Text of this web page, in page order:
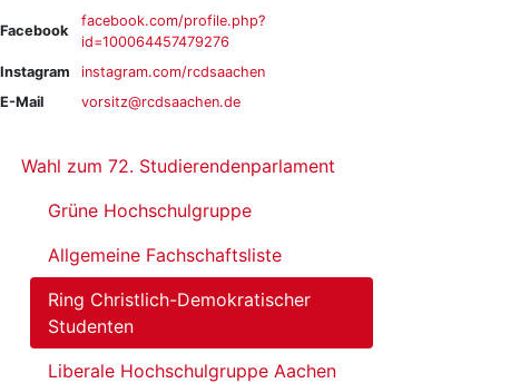
Facebook
facebook.com/profile.php?
id=100064457479276
Instagram
instagram.com/rcdsaachen
E-Mail
vorsitz@rcdsaachen.de
Wahl zum 72. Studierendenparlament
Grüne Hochschulgruppe
Allgemeine Fachschaftsliste
Ring Christlich-Demokratischer
Studenten
Liberale Hochschulgruppe Aachen